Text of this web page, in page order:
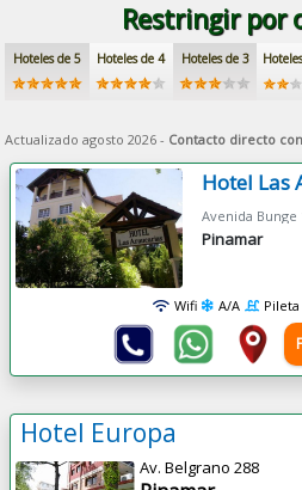
Restringir por
Hoteles de 5 Hoteles de 4 Hoteles de 3
Actualizado agosto 2026 - Contacto directo
Hotel Las
Avenida Bunge
Pinamar
Wifi A/A Pileta
Hotel Europa
Av. Belgrano 288